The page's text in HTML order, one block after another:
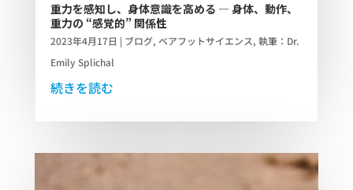
重力を感知し、身体意識を高める ― 身体、動作、
重力の “感覚的” 関係性
2023年4月17日 | ブログ, ベアフットサイエンス, 執筆：Dr.
Emily Splichal
続きを読む